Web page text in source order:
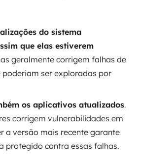
do sistema
que elas estiverem
geralmente corrigem falhas de
poderiam ser exploradas por
os aplicativos atualizados.
corrigem vulnerabilidades em
a versão mais recente garante
protegido contra essas falhas.